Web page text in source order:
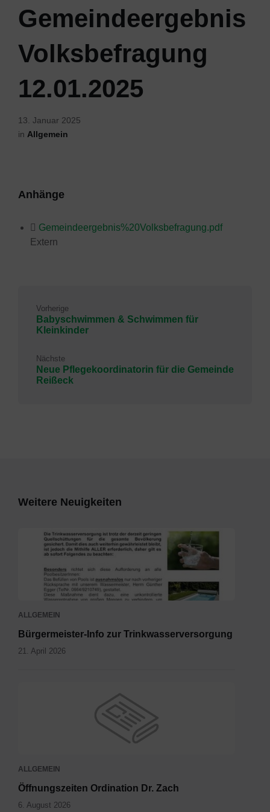
Gemeindeergebnis
Volksbefragung
12.01.2025
13. Januar 2025
in Allgemein
Anhänge
Gemeindeergebnis%20Volksbefragung.pdf
Extern
Vorherige
Babyschwimmen & Schwimmen für
Kleinkinder
Nächste
Neue Pflegekoordinatorin für die Gemeinde
Reißeck
Weitere Neuigkeiten
Bürgermeisterinfo
Wasser.pdf
ALLGEMEIN
Bürgermeister-Info zur Trinkwasserversorgung
21. April 2026
ALLGEMEIN
Öffnungszeiten Ordination Dr. Zach
6. August 2026